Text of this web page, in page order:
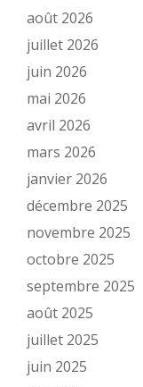
août 2026
juillet 2026
juin 2026
mai 2026
avril 2026
mars 2026
janvier 2026
décembre 2025
novembre 2025
octobre 2025
septembre 2025
août 2025
juillet 2025
juin 2025